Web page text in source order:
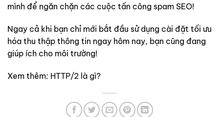
mình để ngăn chặn các cuộc tấn công spam SEO!
Ngay cả khi bạn chỉ mới bắt đầu sử dụng cài đặt tối ưu
hóa thu thập thông tin ngay hôm nay, bạn cũng đang
giúp ích cho môi trường!
Xem thêm: HTTP/2 là gì?